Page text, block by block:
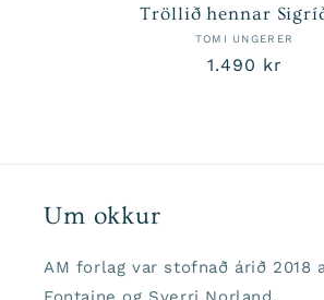
Tröllið hennar
TOMI UNGERER
Venjulegt
1.490 kr
Um okkur
AM forlag var stofnað árið 2018